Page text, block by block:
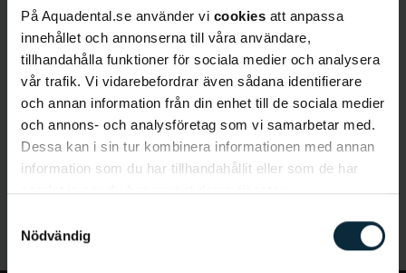
På Aquadental.se använder vi cookies att anpassa
innehållet och annonserna till våra användare,
tillhandahålla funktioner för sociala medier och analysera
vår trafik. Vi vidarebefordrar även sådana identifierare
och annan information från din enhet till de sociala medier
och annons- och analysföretag som vi samarbetar med.
Dessa kan i sin tur kombinera informationen med annan
information som du har tillhandahållit eller som de har
samlat in när du har använt deras tjänster.
Nödvändig